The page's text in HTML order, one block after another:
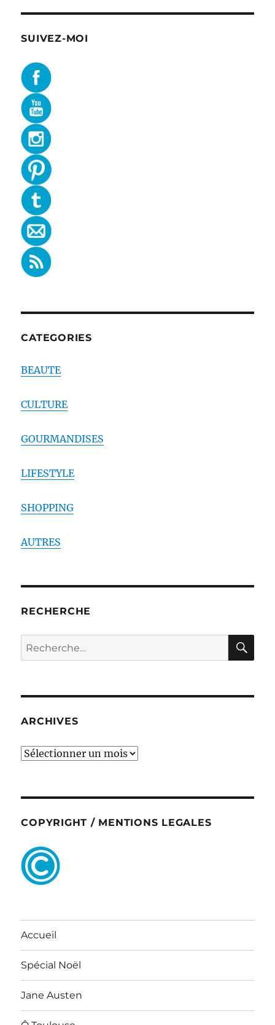
SUIVEZ-MOI
CATEGORIES
BEAUTE
CULTURE
GOURMANDISES
LIFESTYLE
SHOPPING
AUTRES
RECHERCHE
Recherche
pour :
ARCHIVES
ARCHIVES
COPYRIGHT / MENTIONS LEGALES
Accueil
Spécial Noël
Jane Austen